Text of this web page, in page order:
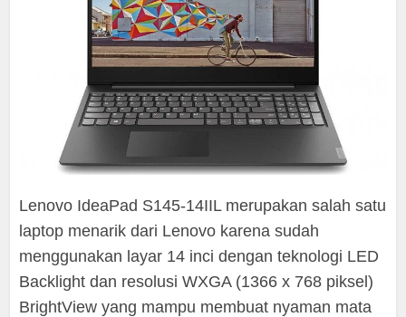
Lenovo IdeaPad S145-14IIL merupakan salah satu
laptop menarik dari Lenovo karena sudah
menggunakan layar 14 inci dengan teknologi LED
Backlight dan resolusi WXGA (1366 x 768 piksel)
BrightView yang mampu membuat nyaman mata